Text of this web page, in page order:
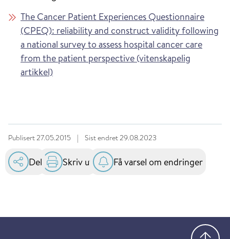
The Cancer Patient Experiences Questionnaire
(CPEQ): reliability and construct validity following
a national survey to assess hospital cancer care
from the patient perspective (vitenskapelig
artikkel)
Publisert27.05.2015 | Sist endret29.08.2023
Del Skriv ut Få varsel om endringer